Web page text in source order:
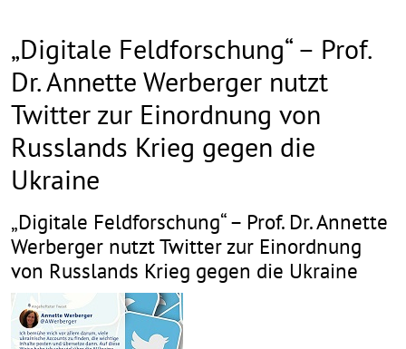
„Digitale Feldforschung“ – Prof.
Dr. Annette Werberger nutzt
Twitter zur Einordnung von
Russlands Krieg gegen die
Ukraine
„Digitale Feldforschung“ – Prof. Dr. Annette
Werberger nutzt Twitter zur Einordnung
von Russlands Krieg gegen die Ukraine